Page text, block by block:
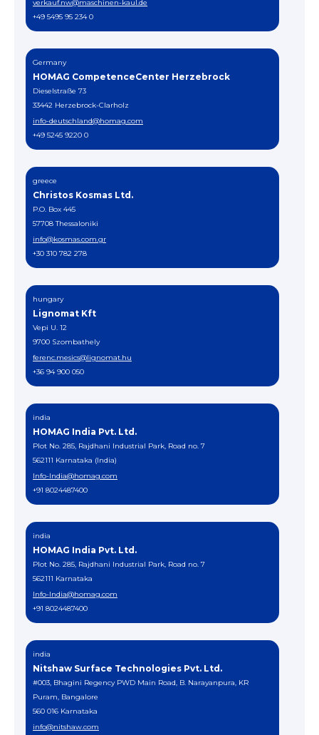
verkauf.nw@maschinen-kaul.de
+49 5495 95 234 0
Germany
HOMAG CompetenceCenter Herzebrock
Dieselstraße 73
33442 Herzebrock-Clarholz
info-deutschland@homag.com
+49 5245 9220 0
greece
Christos Kosmas Ltd.
P.O. Box 445
57708 Thessaloniki
info@kosmas.com.gr
+30 310 782 278
hungary
Lignomat Kft
Vepi U. 12
9700 Szombathely
ferenc.mesics@lignomat.hu
+36 94 900 050
india
HOMAG India Pvt. Ltd.
Plot No. 285, Rajdhani Industrial Park, Road no. 7
562111 Karnataka (India)
Info-India@homag.com
+91 8024487400
india
HOMAG India Pvt. Ltd.
Plot No. 285, Rajdhani Industrial Park, Road no. 7
562111 Karnataka
Info-India@homag.com
+91 8024487400
india
Nitshaw Surface Technologies Pvt. Ltd.
#003, Bhagini Regency PWD Main Road, B. Narayanpura, KR
Puram, Bangalore
560 016 Karnataka
info@nitshaw.com